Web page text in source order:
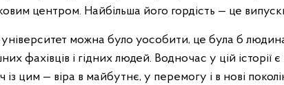
центром. Найбільша його гордість — це
можна було уособити, це була б
фахівців і гідних людей. Водночас у цій історії
із цим — віра в майбутнє, у перемогу і в нові